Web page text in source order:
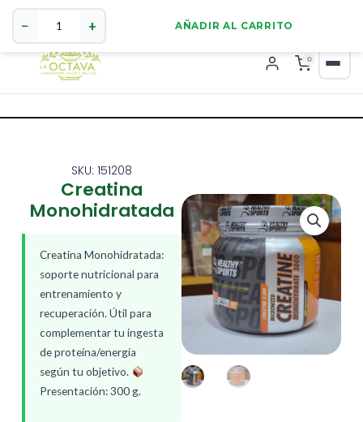
0
SKU: 151208
Creatina
Monohidratada
Creatina Monohidratada:
soporte nutricional para
entrenamiento y
recuperación. Útil para
complementar tu ingesta
de proteína/energía
según tu objetivo.
Presentación: 300 g.
Creatina
Monohidratada
cantidad
− + AÑADIR AL CARRITO